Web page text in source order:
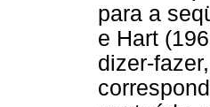
para a
e Hart
dizer-